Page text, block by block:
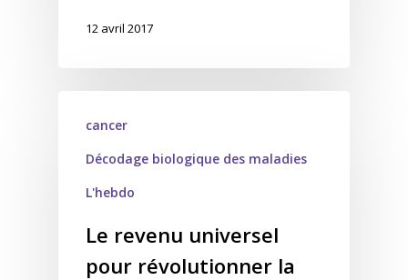
12 avril 2017
cancer
Décodage biologique des maladies
L'hebdo
Le revenu universel
pour révolutionner la